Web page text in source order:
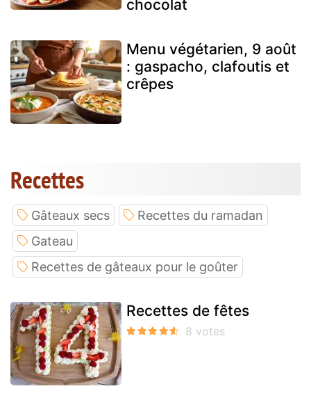
chocolat
Menu végétarien, 9 août
: gaspacho, clafoutis et
crêpes
Recettes
Gâteaux secs
Recettes du ramadan
Gateau
Recettes de gâteaux pour le goûter
Recettes de fêtes